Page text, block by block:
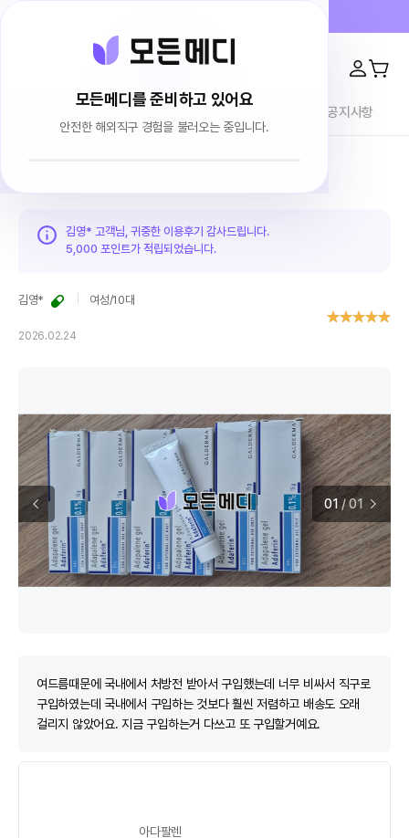
모든메디를 준비하고 있어요
안전한 해외직구 경험을 불러오는 중입니다.
이용후기 브랜드소개 공지사항
김영* 고객님, 귀중한 이용후기 감사드립니다.
5,000 포인트가 적립되었습니다.
김영* 여성/10대
2026.02.24
01/01
여드름때문에 국내에서 처방전 받아서 구입했는데 너무 비싸서 직구로
구입하였는데 국내에서 구입하는 것보다 훨씬 저렴하고 배송도 오래
걸리지 않았어요. 지금 구입하는거 다쓰고 또 구입할거예요.
아다팔렌